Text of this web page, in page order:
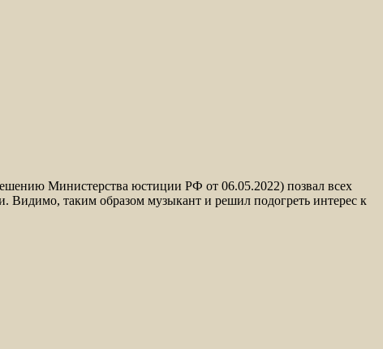
Министерства юстиции РФ от 06.05.2022) позвал всех
Видимо, таким образом музыкант и решил подогреть интерес к